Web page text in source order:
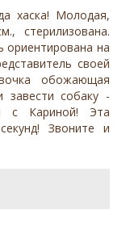
хаска! Молодая,
стерилизована.
ориентирована на
своей
обожающая
завести собаку -
с Кариной! Эта
Звоните и